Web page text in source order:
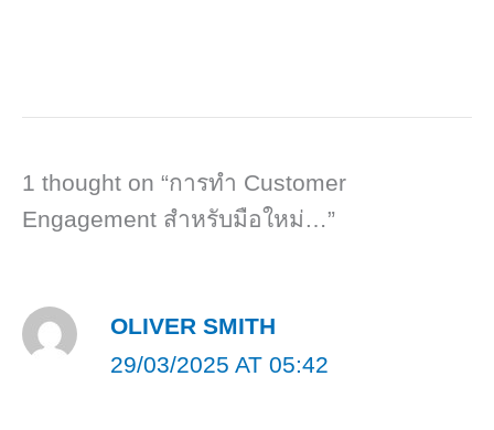
1 thought on “การทำ Customer
Engagement สำหรับมือใหม่…”
OLIVER SMITH
29/03/2025 AT 05:42